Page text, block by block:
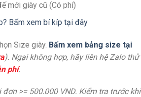
mới giày cũ (Có phí)
Bấm xem bí kíp tại đây
Size giày. Bấm xem bảng size tại
). Ngại không hợp, hãy liên hệ Zalo thử
phí.
>= 500.000 VND. Kiểm tra trước khi